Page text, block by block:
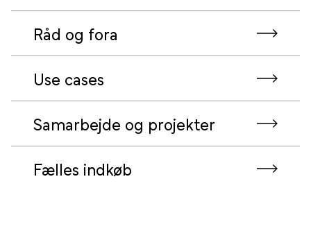
Råd og fora
Use cases
Samarbejde og projekter
Fælles indkøb